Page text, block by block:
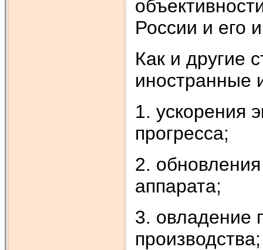
России и его
Как и другие
иностранные
1. ускорения
прогресса;
2.
аппарата;
3. овладение
производства;